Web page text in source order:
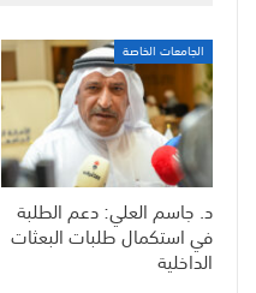
الجامعات الخاصة
د. جاسم العلي: دعم الطلبة
في استكمال طلبات البعثات
الداخلية